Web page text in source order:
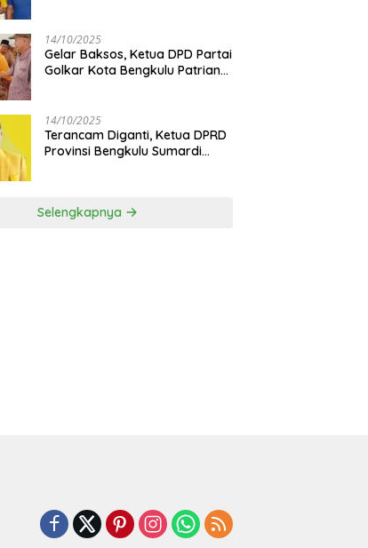
14/10/2025
‎Gelar Baksos, Ketua DPD Partai
Golkar Kota Bengkulu Patriana
14/10/2025
Terancam Diganti, Ketua DPRD
Provinsi Bengkulu Sumardi
Selengkapnya